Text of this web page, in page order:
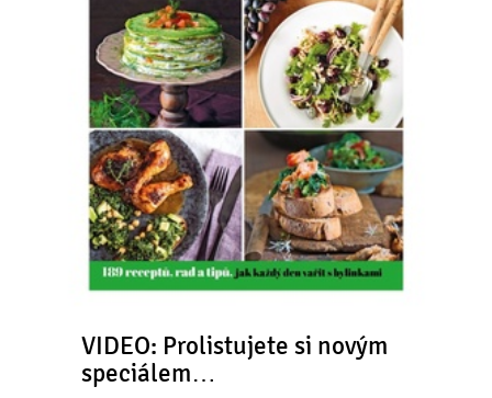
VIDEO: Prolistujete si novým
speciálem…